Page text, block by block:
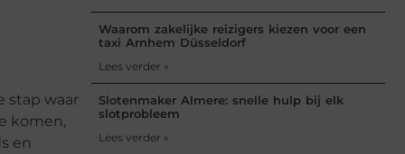
stap waar
komen,
en
Waarom zakelijke reizigers kiezen voor een
taxi Arnhem Düsseldorf
Lees verder »
Slotenmaker Almere: snelle hulp bij elk
slotprobleem
Lees verder »